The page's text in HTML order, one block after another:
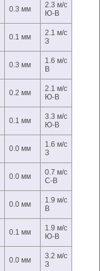
0.3 мм
2.3 м/с
Ю-В
0.1 мм
2.1 м/с
З
0.3 мм
1.6 м/с
В
0.2 мм
2.1 м/с
Ю-В
0.1 мм
3.3 м/с
Ю-В
0.0 мм
1.6 м/с
З
0.0 мм
0.7 м/с
С-В
0.0 мм
1.9 м/с
В
0.1 мм
1.9 м/с
Ю-В
0.0 мм
3.2 м/с
З